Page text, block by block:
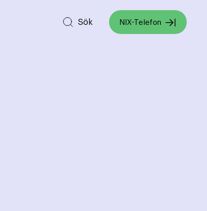
Sök NIX-Telefon